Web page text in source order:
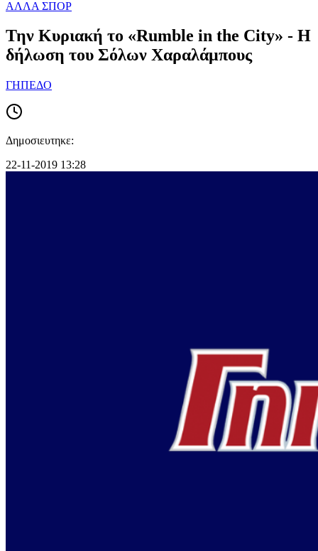
ΑΛΛΑ ΣΠΟΡ
Την Κυριακή το «Rumble in the City» - Η
δήλωση του Σόλων Χαραλάμπους
ΓΗΠΕΔΟ
Δημοσιευτηκε:
22-11-2019 13:28